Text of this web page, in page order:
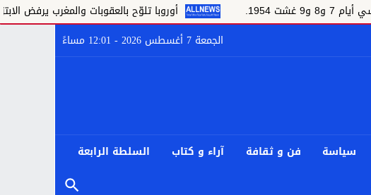
أوروبا تلوّح بالعقوبات والمغرب يرفض الابتزاز..
الجمعة 7 أغسطس 2026 - 12:01 مساءً
سياسة فن و ثقافة آراء و كتاب
السلطة الرابعة